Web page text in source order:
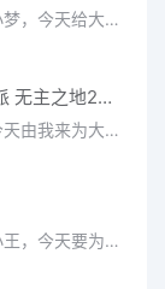
大家好，我是游戏博主小梦，今天给大家带来的是梦幻西游武器一览表。作为一款经典的国产MMORPG游戏，梦幻西游拥有
无主之地2机械术士流派 无主之地2机械术士加点
各位老铁们，大家好，今天由我来为大家分享无主之地2机械术士流派，以及无主之地2机械术士加点的相关问题知识，希望
大家好，我是游戏博主小王，今天要为大家介绍的是备受玩家关注的梦幻西游模拟器加点器。作为一款经典的仙侠类游